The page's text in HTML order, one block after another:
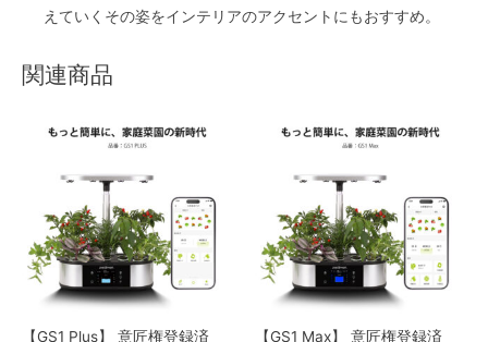
えていくその姿をインテリアのアクセントにもおすすめ。
関連商品
【GS1 Plus】 意匠権登録済
【GS1 Max】 意匠権登録済